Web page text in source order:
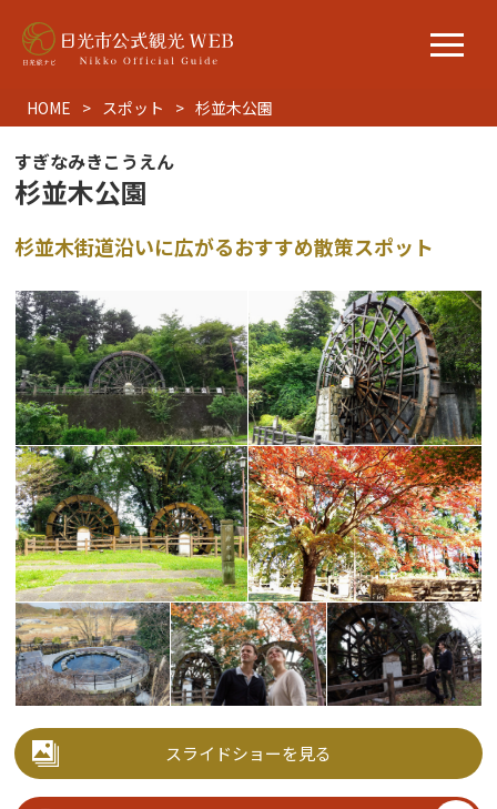
HOME スポット 杉並木公園
すぎなみきこうえん
杉並木公園
杉並木街道沿いに広がるおすすめ散策スポット
スライドショーを見る